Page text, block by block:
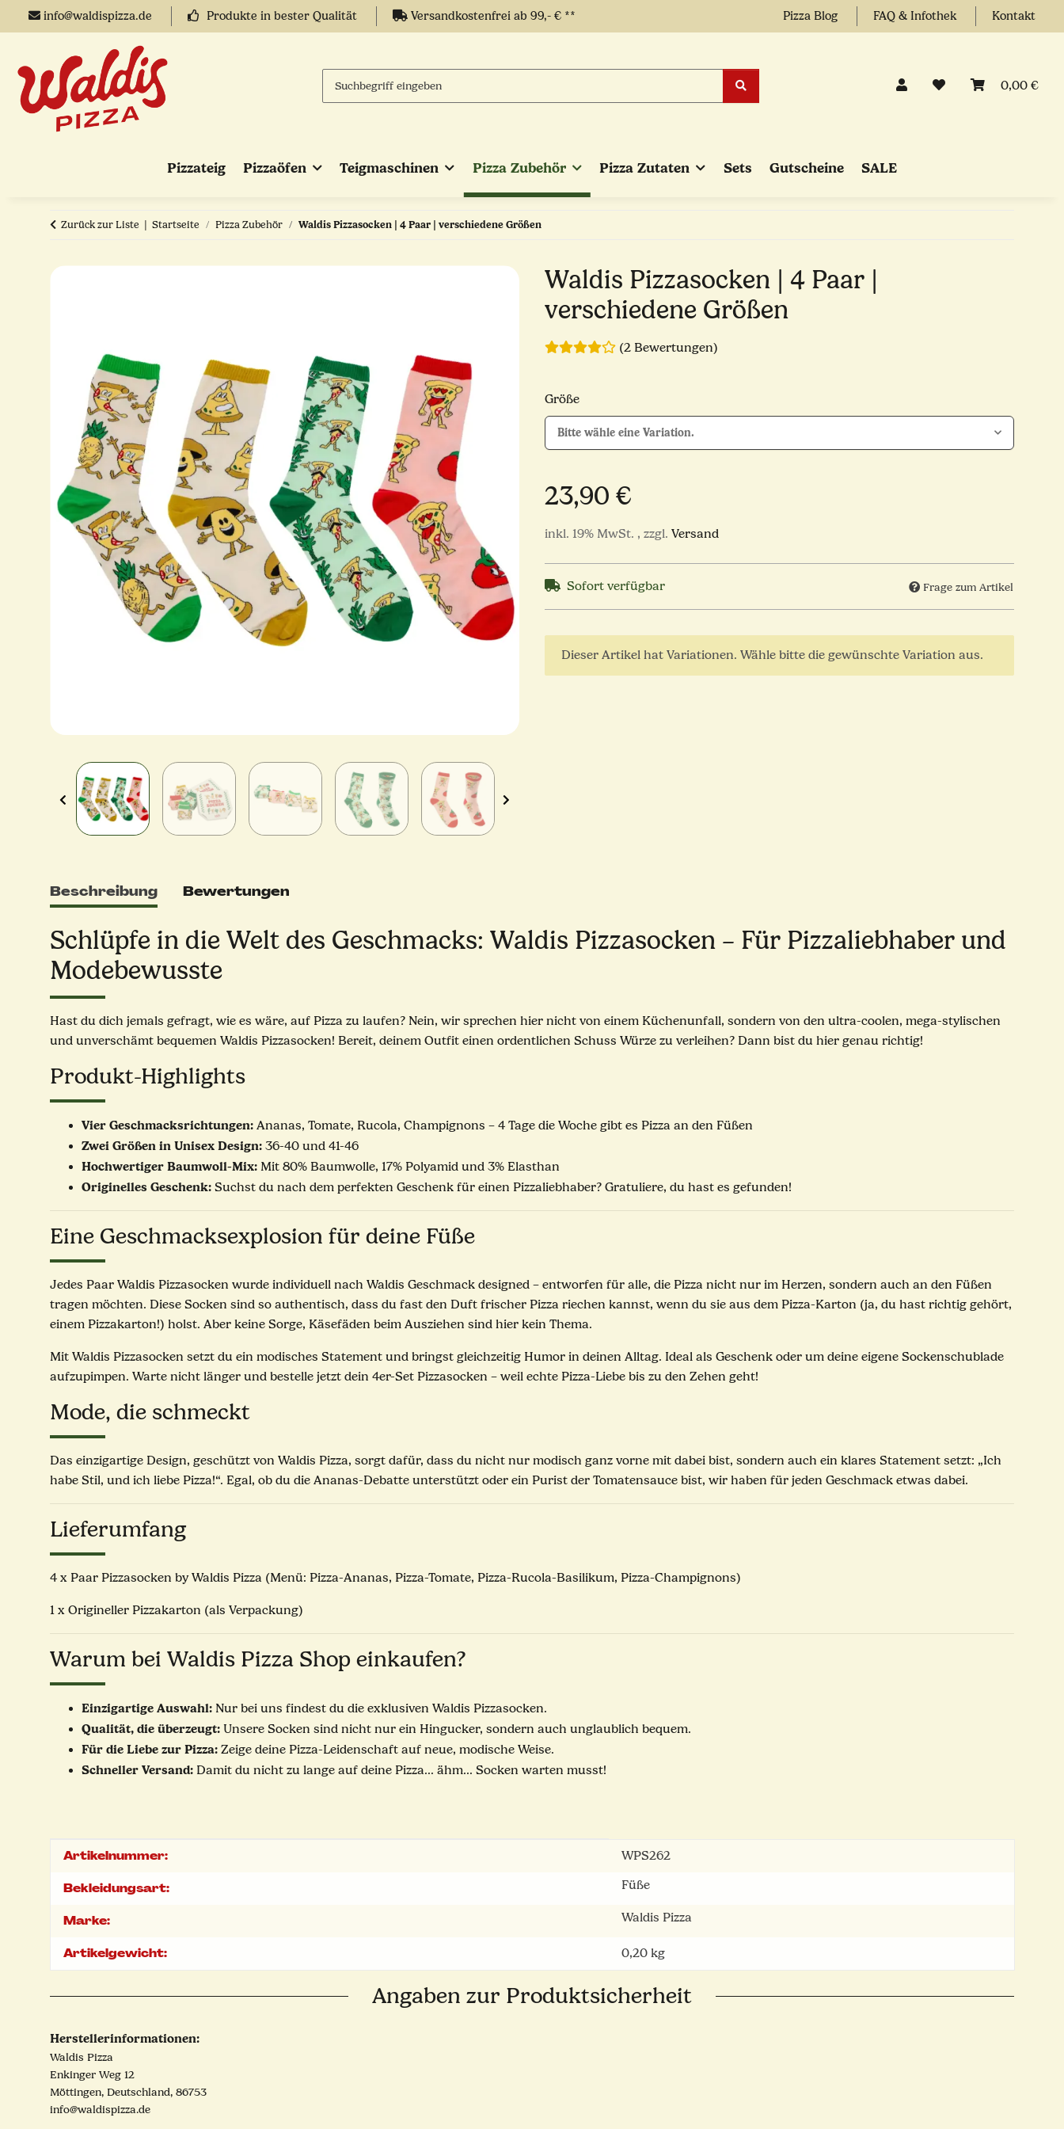
info@waldispizza.de Produkte in bester Qualität Versandkostenfrei ab 99,- € ** Pizza Blog FAQ & Infothek Kontakt
0,00 €
Pizzateig Pizzaöfen Teigmaschinen Pizza Zubehör Pizza Zutaten Sets Gutscheine SALE
Zurück zur Liste Startseite Pizza Zubehör Waldis Pizzasocken | 4 Paar | verschiedene Größen
Waldis Pizzasocken | 4 Paar |
verschiedene Größen
(2 Bewertungen)
Größe
Bitte wähle eine Variation.
23,90 €
inkl. 19% MwSt. , zzgl. Versand
Sofort verfügbar Frage zum Artikel
x
Dieser Artikel hat Variationen. Wähle bitte die gewünschte Variation aus.
Beschreibung Bewertungen
Schlüpfe in die Welt des Geschmacks: Waldis Pizzasocken – Für Pizzaliebhaber und
Modebewusste
Hast du dich jemals gefragt, wie es wäre, auf Pizza zu laufen? Nein, wir sprechen hier nicht von einem Küchenunfall, sondern von den ultra-coolen, mega-stylischen
und unverschämt bequemen Waldis Pizzasocken! Bereit, deinem Outfit einen ordentlichen Schuss Würze zu verleihen? Dann bist du hier genau richtig!
Produkt-Highlights
Vier Geschmacksrichtungen: Ananas, Tomate, Rucola, Champignons – 4 Tage die Woche gibt es Pizza an den Füßen
Zwei Größen in Unisex Design: 36-40 und 41-46
Hochwertiger Baumwoll-Mix: Mit 80% Baumwolle, 17% Polyamid und 3% Elasthan
Originelles Geschenk: Suchst du nach dem perfekten Geschenk für einen Pizzaliebhaber? Gratuliere, du hast es gefunden!
Eine Geschmacksexplosion für deine Füße
Jedes Paar Waldis Pizzasocken wurde individuell nach Waldis Geschmack designed – entworfen für alle, die Pizza nicht nur im Herzen, sondern auch an den Füßen
tragen möchten. Diese Socken sind so authentisch, dass du fast den Duft frischer Pizza riechen kannst, wenn du sie aus dem Pizza-Karton (ja, du hast richtig gehört,
einem Pizzakarton!) holst. Aber keine Sorge, Käsefäden beim Ausziehen sind hier kein Thema.
Mit Waldis Pizzasocken setzt du ein modisches Statement und bringst gleichzeitig Humor in deinen Alltag. Ideal als Geschenk oder um deine eigene Sockenschublade
aufzupimpen. Warte nicht länger und bestelle jetzt dein 4er-Set Pizzasocken – weil echte Pizza-Liebe bis zu den Zehen geht!
Mode, die schmeckt
Das einzigartige Design, geschützt von Waldis Pizza, sorgt dafür, dass du nicht nur modisch ganz vorne mit dabei bist, sondern auch ein klares Statement setzt: „Ich
habe Stil, und ich liebe Pizza!“. Egal, ob du die Ananas-Debatte unterstützt oder ein Purist der Tomatensauce bist, wir haben für jeden Geschmack etwas dabei.
Lieferumfang
4 x Paar Pizzasocken by Waldis Pizza (Menü: Pizza-Ananas, Pizza-Tomate, Pizza-Rucola-Basilikum, Pizza-Champignons)
1 x Origineller Pizzakarton (als Verpackung)
Warum bei Waldis Pizza Shop einkaufen?
Einzigartige Auswahl: Nur bei uns findest du die exklusiven Waldis Pizzasocken.
Qualität, die überzeugt: Unsere Socken sind nicht nur ein Hingucker, sondern auch unglaublich bequem.
Für die Liebe zur Pizza: Zeige deine Pizza-Leidenschaft auf neue, modische Weise.
Schneller Versand: Damit du nicht zu lange auf deine Pizza... ähm... Socken warten musst!
Produkteigenschaft
Wert
Artikelnummer: WPS262
Bekleidungsart: Füße
Marke: Waldis Pizza
Artikelgewicht: 0,20 kg
Angaben zur Produktsicherheit
Herstellerinformationen:
Waldis Pizza
Enkinger Weg 12
Möttingen, Deutschland, 86753
info@waldispizza.de